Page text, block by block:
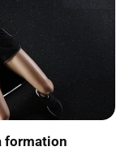
formation